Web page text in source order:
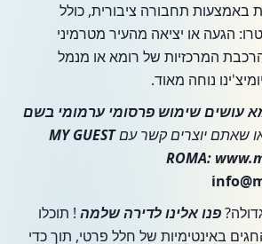
באמצעות תחבורה ציבורית, כולל
הגעה או יציאה מהעיר מטרמיני
המרכזיות של רומא או מנמל
נוחה מאוד.
עושים שימוש פרסומי ערמומי בשם
שאתם יוצרים קשר עםMY GUEST
ROMA:
פנו אלינו לדירה שלמה ! תוכלו
באינטימיות של חלל פרטי, תוך כדי